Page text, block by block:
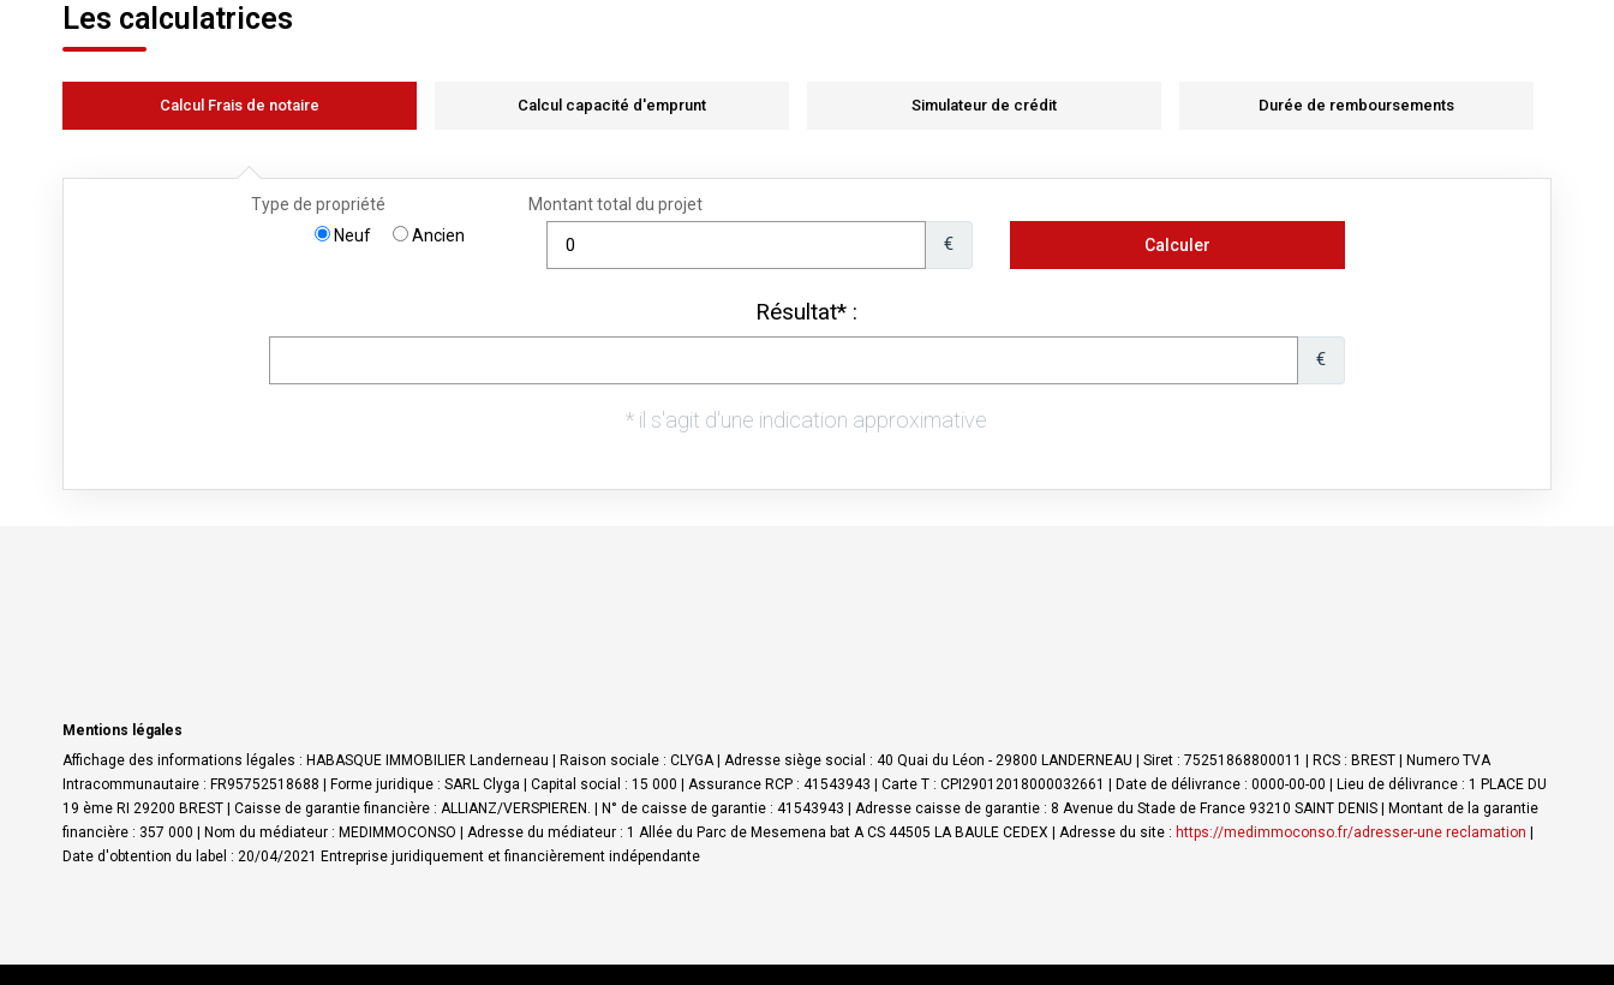
Les calculatrices
Calcul Frais de notaire Calcul capacité d'emprunt Simulateur de crédit Durée de remboursements
Mentions légales
Affichage des informations légales : HABASQUE IMMOBILIER Landerneau | Raison sociale : CLYGA | Adresse siège social : 40 Quai du Léon - 29800 LANDERNEAU | Siret : 75251868800011 | RCS : BREST | Numero TVA
Intracommunautaire : FR95752518688 | Forme juridique : SARL Clyga | Capital social : 15 000 | Assurance RCP : 41543943 | Carte T : CPI29012018000032661 | Date de délivrance : 0000-00-00 | Lieu de délivrance : 1 PLACE DU
19 ème RI 29200 BREST | Caisse de garantie financière : ALLIANZ/VERSPIEREN. | N° de caisse de garantie : 41543943 | Adresse caisse de garantie : 8 Avenue du Stade de France 93210 SAINT DENIS | Montant de la garantie
financière : 357 000 | Nom du médiateur : MEDIMMOCONSO | Adresse du médiateur : 1 Allée du Parc de Mesemena bat A CS 44505 LA BAULE CEDEX | Adresse du site : https://medimmoconso.fr/adresser-une reclamation
Date d'obtention du label : 20/04/2021 Entreprise juridiquement et financièrement indépendante